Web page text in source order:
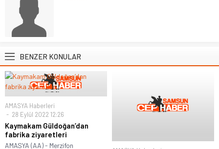
BENZER KONULAR
AMASYA Haberleri
28 Eylül 2022 12:26
Kaymakam Güldoğan’dan
fabrika ziyaretleri
AMASYA (AA) - Merzifon